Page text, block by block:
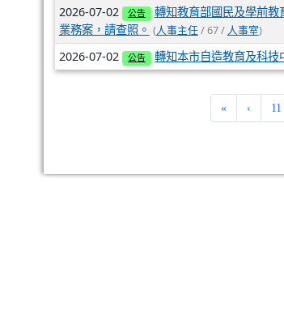
2026-07-02 公告
轉知教育部國民及學前教
業務案，請查照。 ( 人事主任/ 67 / 人事室)
2026-07-02 公告 轉知本市自造教育及科技
« ‹ 11